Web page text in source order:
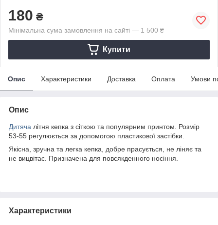
180 ₴
Мінімальна сума замовлення на сайті — 1 500 ₴
Купити
Опис Характеристики Доставка Оплата Умови
Опис
Дитяча літня кепка з сіткою та популярним принтом. Розмір
53-55 регулюється за допомогою пластикової застібки.
Якісна, зручна та легка кепка, добре прасується, не ліняє та
не вицвітає. Призначена для повсякденного носіння.
Характеристики